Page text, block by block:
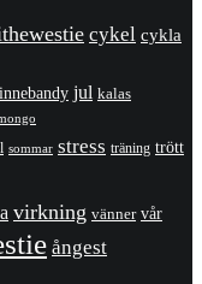
cykel cykla
innebandy jul kalas
sommar stress träning trött
virkning vänner vår
ångest